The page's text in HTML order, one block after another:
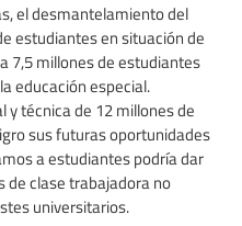
el desmantelamiento del
estudiantes en situación de
7,5 millones de estudiantes
educación especial.
y técnica de 12 millones de
sus futuras oportunidades
a estudiantes podría dar
de clase trabajadora no
universitarios.